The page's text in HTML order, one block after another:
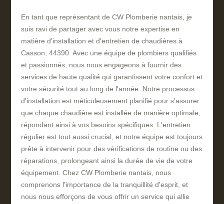
En tant que représentant de CW Plomberie nantais, je
suis ravi de partager avec vous notre expertise en
matière d'installation et d'entretien de chaudières à
Casson, 44390. Avec une équipe de plombiers qualifiés
et passionnés, nous nous engageons à fournir des
services de haute qualité qui garantissent votre confort et
votre sécurité tout au long de l'année. Notre processus
d'installation est méticuleusement planifié pour s'assurer
que chaque chaudière est installée de manière optimale,
répondant ainsi à vos besoins spécifiques. L'entretien
régulier est tout aussi crucial, et notre équipe est toujours
prête à intervenir pour des vérifications de routine ou des
réparations, prolongeant ainsi la durée de vie de votre
équipement. Chez CW Plomberie nantais, nous
comprenons l'importance de la tranquillité d'esprit, et
nous nous efforçons de vous offrir un service qui allie